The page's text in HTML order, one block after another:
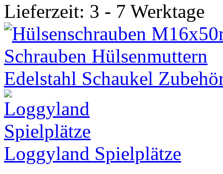
Lieferzeit: 3 - 7 Werktage
Loggyland Spielplätze